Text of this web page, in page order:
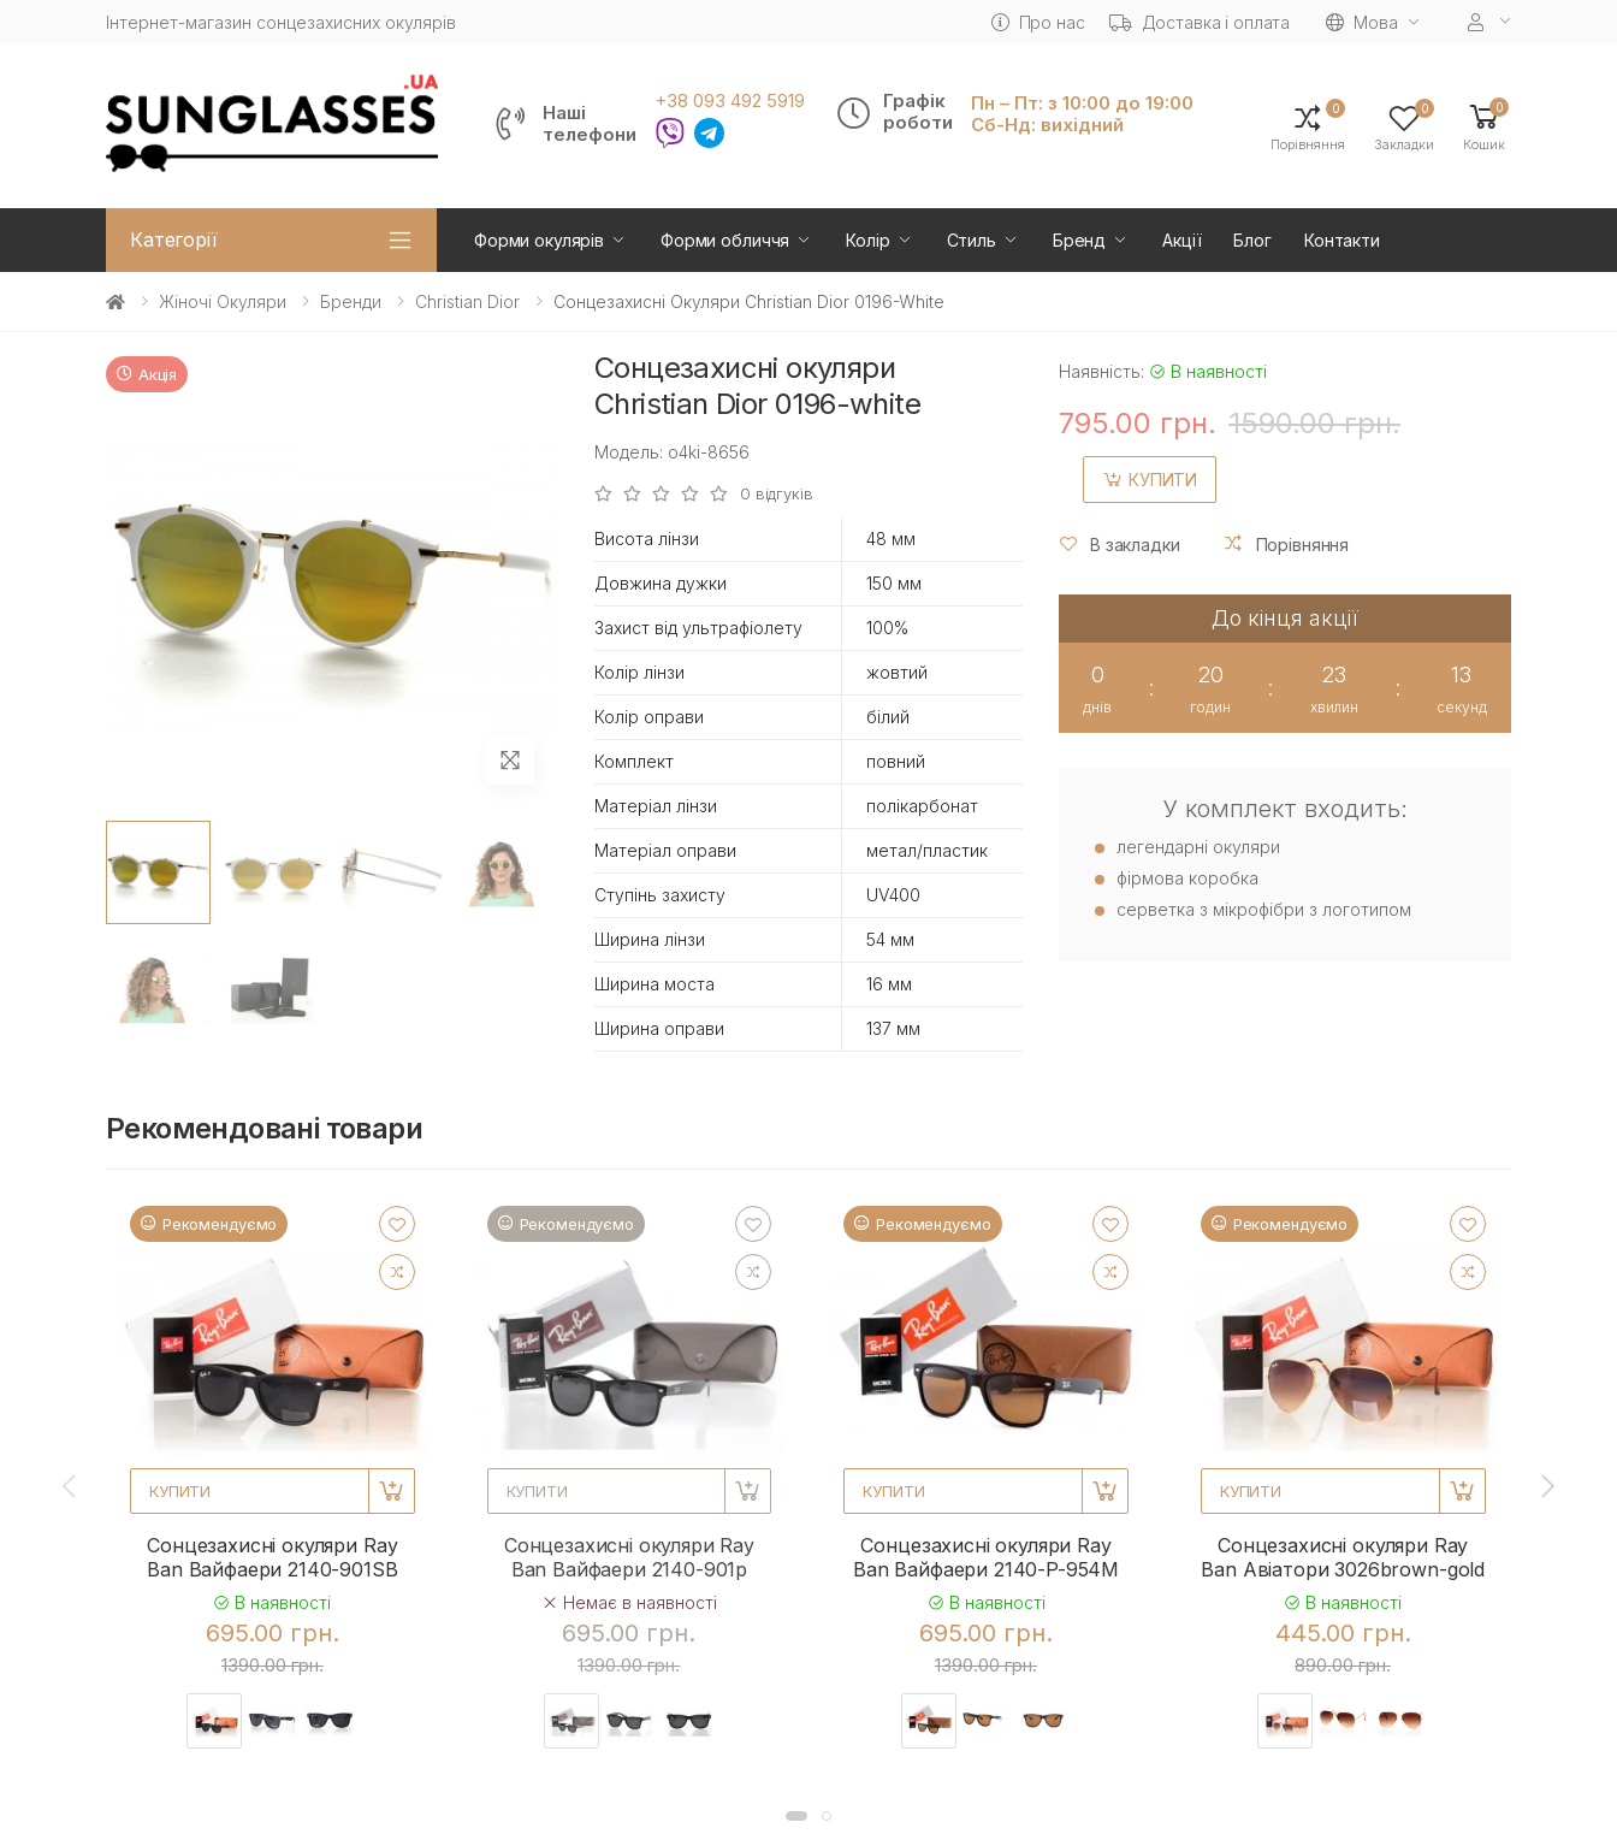
Інтернет-магазин сонцезахисних окулярів Про нас Доставка і оплата Мова
Наші
телефони
+38 093 492 5919
Графік
роботи
Пн – Пт: з 10:00 до 19:00
Сб-Нд: вихідний
0
Порівняння
0
Закладки
0
Кошик
Категорії Форми окулярів Форми обличчя Колір Стиль Бренд Акції Блог Контакти
Жіночі Окуляри Бренди Christian Dior Сонцезахисні Окуляри Christian Dior 0196-White
Акція
Сонцезахисні окуляри
Christian Dior 0196-white
Модель: o4ki-8656
0 відгуків
Висота лінзи 48 мм
Довжина дужки 150 мм
Захист від ультрафіолету 100%
Колір лінзи жовтий
Колір оправи білий
Комплект повний
Матеріал лінзи полікарбонат
Матеріал оправи метал/пластик
Ступінь захисту UV400
Ширина лінзи 54 мм
Ширина моста 16 мм
Ширина оправи 137 мм
Наявність: В наявності
795.00 грн. 1590.00 грн.
КУПИТИ
В закладки Порівняння
До кінця акції
0
днів
:
20
годин
:
23
хвилин
:
12
секунд
У комплект входить:
легендарні окуляри
фірмова коробка
серветка з мікрофібри з логотипом
Рекомендовані товари
Рекомендуємо
КУПИТИ
Сонцезахисні окуляри Ray
Ban Вайфаери 2140-901SB
В наявності
695.00 грн.
1390.00 грн.
Рекомендуємо
КУПИТИ
Сонцезахисні окуляри Ray
Ban Вайфаери 2140-901p
Немає в наявності
695.00 грн.
1390.00 грн.
Рекомендуємо
КУПИТИ
Сонцезахисні окуляри Ray
Ban Вайфаери 2140-P-954M
В наявності
695.00 грн.
1390.00 грн.
Рекомендуємо
КУПИТИ
Сонцезахисні окуляри Ray
Ban Авіатори 3026brown-gold
В наявності
445.00 грн.
890.00 грн.